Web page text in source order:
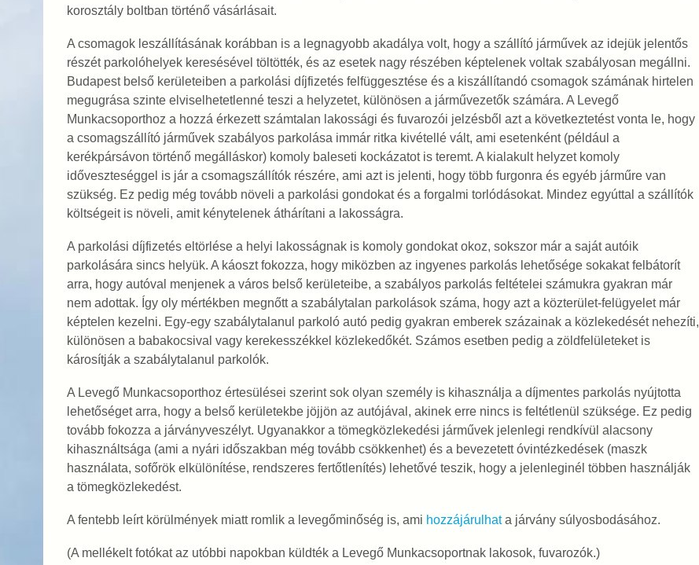
korosztály boltban történő vásárlásait.
A csomagok leszállításának korábban is a legnagyobb akadálya volt, hogy a szállító járművek az idejük jelentős
részét parkolóhelyek keresésével töltötték, és az esetek nagy részében képtelenek voltak szabályosan megállni.
Budapest belső kerületeiben a parkolási díjfizetés felfüggesztése és a kiszállítandó csomagok számának hirtelen
megugrása szinte elviselhetetlenné teszi a helyzetet, különösen a járművezetők számára. A Levegő
Munkacsoporthoz a hozzá érkezett számtalan lakossági és fuvarozói jelzésből azt a következtetést vonta le, hogy
a csomagszállító járművek szabályos parkolása immár ritka kivétellé vált, ami esetenként (például a
kerékpársávon történő megálláskor) komoly baleseti kockázatot is teremt. A kialakult helyzet komoly
időveszteséggel is jár a csomagszállítók részére, ami azt is jelenti, hogy több furgonra és egyéb járműre van
szükség. Ez pedig még tovább növeli a parkolási gondokat és a forgalmi torlódásokat. Mindez egyúttal a szállítók
költségeit is növeli, amit kénytelenek áthárítani a lakosságra.
A parkolási díjfizetés eltörlése a helyi lakosságnak is komoly gondokat okoz, sokszor már a saját autóik
parkolására sincs helyük. A káoszt fokozza, hogy miközben az ingyenes parkolás lehetősége sokakat felbátorít
arra, hogy autóval menjenek a város belső kerületeibe, a szabályos parkolás feltételei számukra gyakran már
nem adottak. Így oly mértékben megnőtt a szabálytalan parkolások száma, hogy azt a közterület-felügyelet már
képtelen kezelni. Egy-egy szabálytalanul parkoló autó pedig gyakran emberek százainak a közlekedését nehezíti,
különösen a babakocsival vagy kerekesszékkel közlekedőkét. Számos esetben pedig a zöldfelületeket is
károsítják a szabálytalanul parkolók.
A Levegő Munkacsoporthoz értesülései szerint sok olyan személy is kihasználja a díjmentes parkolás nyújtotta
lehetőséget arra, hogy a belső kerületekbe jöjjön az autójával, akinek erre nincs is feltétlenül szüksége. Ez pedig
tovább fokozza a járványveszélyt. Ugyanakkor a tömegközlekedési járművek jelenlegi rendkívül alacsony
kihasználtsága (ami a nyári időszakban még tovább csökkenhet) és a bevezetett óvintézkedések (maszk
használata, sofőrök elkülönítése, rendszeres fertőtlenítés) lehetővé teszik, hogy a jelenleginél többen használják
a tömegközlekedést.
A fentebb leírt körülmények miatt romlik a levegőminőség is, ami hozzájárulhata járvány súlyosbodásához.
(A mellékelt fotókat az utóbbi napokban küldték a Levegő Munkacsoportnak lakosok, fuvarozók.)